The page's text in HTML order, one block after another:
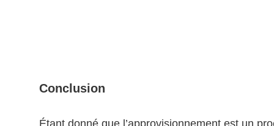
Conclusion